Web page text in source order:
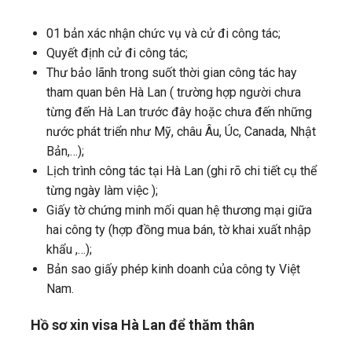
01 bản xác nhận chức vụ và cử đi công tác;
Quyết định cử đi công tác;
Thư bảo lãnh trong suốt thời gian công tác hay
tham quan bên Hà Lan ( trường hợp người chưa
từng đến Hà Lan trước đây hoặc chưa đến những
nước phát triển như Mỹ, châu Âu, Úc, Canada, Nhật
Bản,…);
Lịch trình công tác tại Hà Lan (ghi rõ chi tiết cụ thể
từng ngày làm việc );
Giấy tờ chứng minh mối quan hệ thương mại giữa
hai công ty (hợp đồng mua bán, tờ khai xuất nhập
khẩu ,…);
Bản sao giấy phép kinh doanh của công ty Việt
Nam.
Hồ sơ xin visa Hà Lan để thăm thân